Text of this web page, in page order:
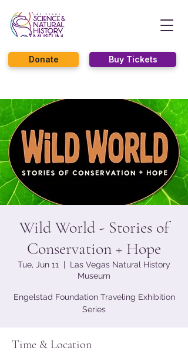
Buy Tickets
Donate
Wild World - Stories of
Conservation + Hope
Tue, Jun 11
  |
Las Vegas Natural History
Museum
Engelstad Foundation Traveling Exhibition
Series
Time & Location